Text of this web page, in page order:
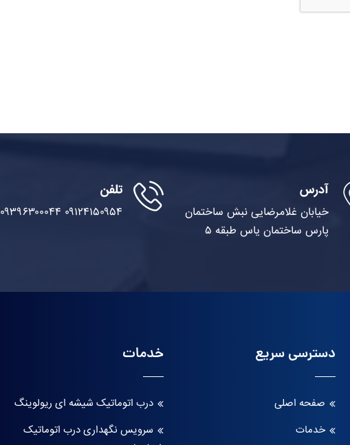
آدرس
خیابان غلامرضایی نبش ساختمان
پارس ساختمان یاس طبقه ۵
تلفن
۰۹۱۲۴۱۵۰۹۵۴ ۰۹۳۹۶۳۰۰۰۴۴
دسترسی سریع
صفحه اصلی
خدمات
خدمات
درب اتوماتیک شیشه ای ریولوینگ
سرویس نگهداری درب اتوماتیک